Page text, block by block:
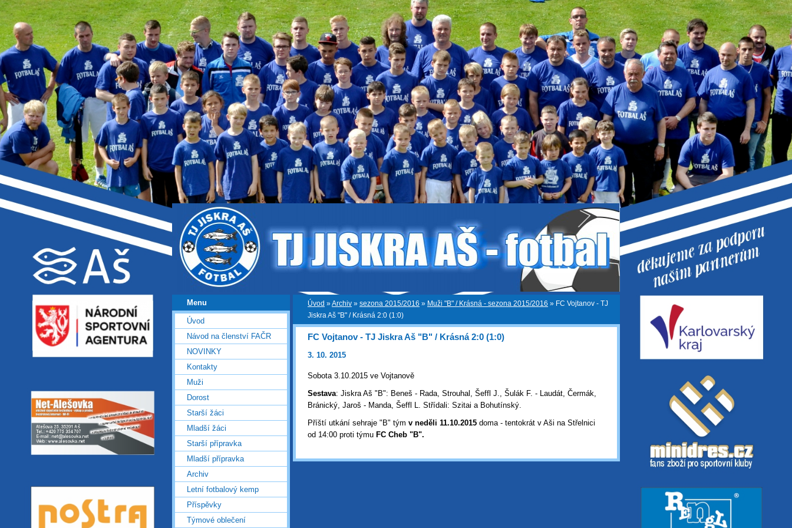
Úvod »Archiv » sezona 2015/2016 » Muži "B" / Krásná - sezona 2015/2016 » FC Vojtanov - TJ
Jiskra Aš "B" / Krásná 2:0 (1:0)
FC Vojtanov - TJ Jiskra Aš "B" / Krásná 2:0 (1:0)
3. 10. 2015
Sobota 3.10.2015 ve Vojtanově
Sestava: Jiskra Aš "B": Beneš - Rada, Strouhal, Šeffl J., Šulák F. - Laudát, Čermák,
Bránický, Jaroš - Manda, Šeffl L. Střídali: Szitai a Bohutínský.
Příští utkání sehraje "B" tým v neděli 11.10.2015 doma - tentokrát v Aši na Střelnici
od 14:00 proti týmu FC Cheb "B".
Menu
Úvod
Návod na členství FAČR
NOVINKY
Kontakty
Muži
Dorost
Starší žáci
Mladší žáci
Starší přípravka
Mladší přípravka
Archiv
Letní fotbalový kemp
Příspěvky
Týmové oblečení